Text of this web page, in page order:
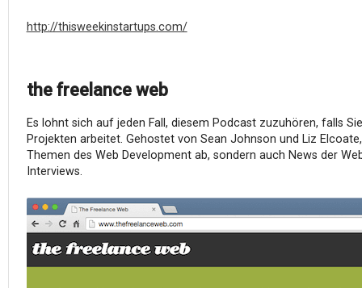
http://thisweekinstartups.com/
the freelance web
Es lohnt sich auf jeden Fall, diesem Podcast zuzuhören, falls
Projekten arbeitet. Gehostet von Sean Johnson und Liz
Themen des Web Development ab, sondern auch News der
Interviews.